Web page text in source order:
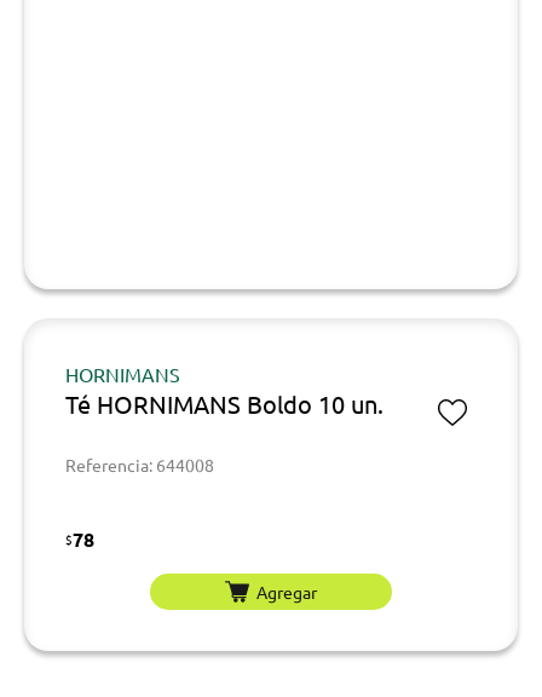
HORNIMANS
Té HORNIMANS Boldo 10 un.
Referencia: 644008
$78
Agregar